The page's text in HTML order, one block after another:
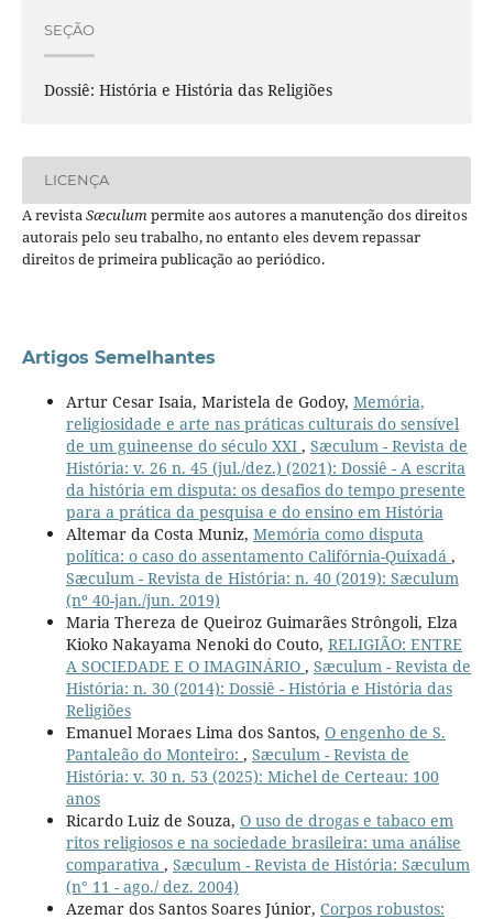
SEÇÃO
Dossiê: História e História das Religiões
LICENÇA
A revistaSæculumpermite aos autores a manutenção dos direitos
autorais pelo seu trabalho, no entanto eles devem repassar
direitos de primeira publicação ao periódico.
Artigos Semelhantes
Artur Cesar Isaia, Maristela de Godoy, Memória,
religiosidade e arte nas práticas culturais do sensível
de um guineense do século XXI , Sæculum - Revista de
História: v. 26 n. 45 (jul./dez.) (2021): Dossiê - A escrita
da história em disputa: os desafios do tempo presente
para a prática da pesquisa e do ensino em História
Altemar da Costa Muniz, Memória como disputa
política: o caso do assentamento Califórnia-Quixadá ,
Sæculum - Revista de História: n. 40 (2019): Sæculum
(nº 40-jan./jun. 2019)
Maria Thereza de Queiroz Guimarães Strôngoli, Elza
Kioko Nakayama Nenoki do Couto, RELIGIÃO: ENTRE
A SOCIEDADE E O IMAGINÁRIO , Sæculum - Revista de
História: n. 30 (2014): Dossiê - História e História das
Religiões
Emanuel Moraes Lima dos Santos, O engenho de S.
Pantaleão do Monteiro: , Sæculum - Revista de
História: v. 30 n. 53 (2025): Michel de Certeau: 100
anos
Ricardo Luiz de Souza, O uso de drogas e tabaco em
ritos religiosos e na sociedade brasileira: uma análise
comparativa , Sæculum - Revista de História: Sæculum
(n° 11 - ago./ dez. 2004)
Azemar dos Santos Soares Júnior, Corpos robustos: